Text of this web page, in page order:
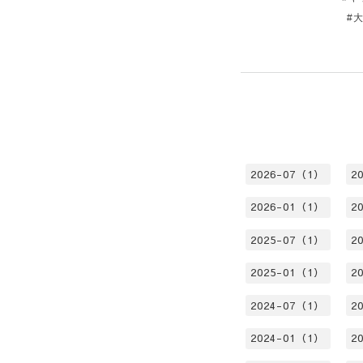
#
2026-07（1）
2026-01（1）
2025-07（1）
2025-01（1）
2024-07（1）
2024-01（1）